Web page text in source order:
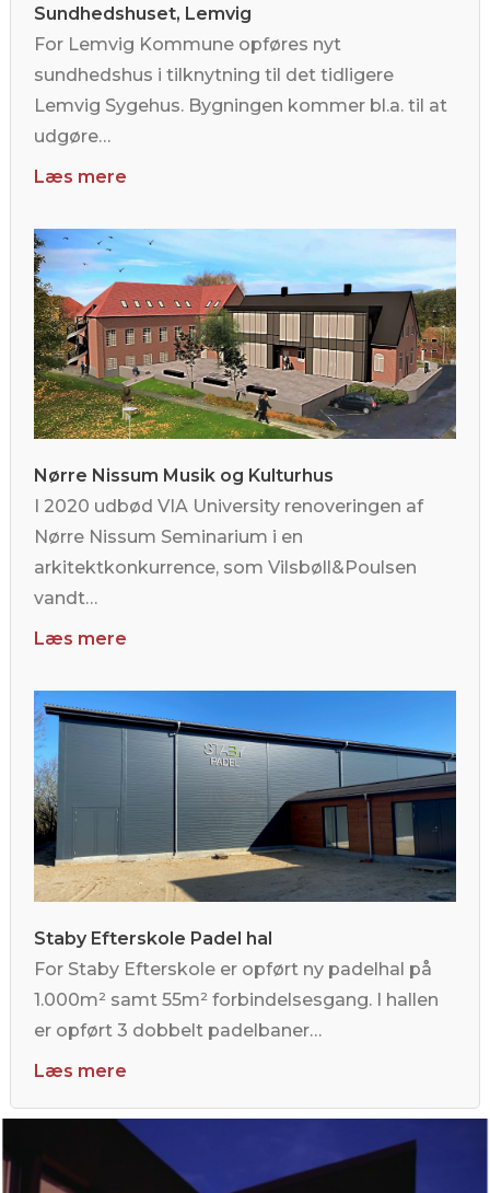
Sundhedshuset, Lemvig
For Lemvig Kommune opføres nyt
sundhedshus i tilknytning til det tidligere
Lemvig Sygehus. Bygningen kommer bl.a. til at
udgøre…
Læs mere
Nørre Nissum Musik og Kulturhus
I 2020 udbød VIA University renoveringen af
Nørre Nissum Seminarium i en
arkitektkonkurrence, som Vilsbøll&Poulsen
vandt…
Læs mere
Staby Efterskole Padel hal
For Staby Efterskole er opført ny padelhal på
1.000m² samt 55m² forbindelsesgang. I hallen
er opført 3 dobbelt padelbaner…
Læs mere